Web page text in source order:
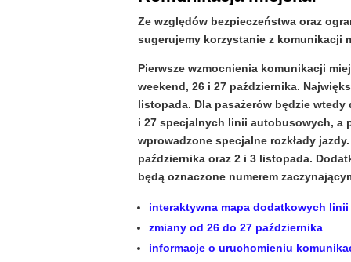
Ze względów bezpieczeństwa oraz
sugerujemy korzystanie z komunikacji
Pierwsze wzmocnienia komunikacji
weekend, 26 i 27 października.
listopada. Dla pasażerów będzie
i 27 specjalnych linii autobusowych, a
wprowadzone specjalne rozkłady
października oraz 2 i 3 listopada.
będą oznaczone numerem
interaktywna mapa dodatkowych
zmiany od 26 do 27 października
informacje o uruchomieniu